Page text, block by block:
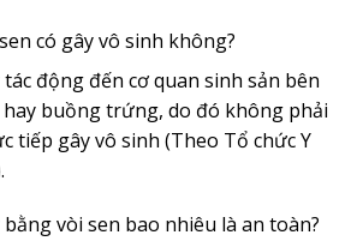
có gây vô sinh không?
động đến cơ quan sinh sản bên
buồng trứng, do đó không phải
tiếp gây vô sinh (Theo Tổ chức Y
vòi sen bao nhiêu là an toàn?